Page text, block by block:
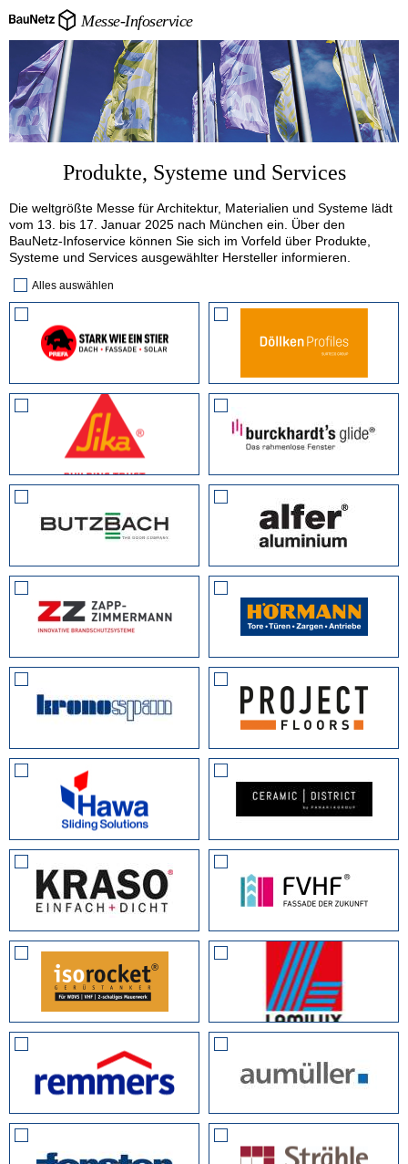
Messe-Infoservice
Produkte, Systeme und Services
Die weltgrößte Messe für Architektur, Materialien und Systeme lädt
vom 13. bis 17. Januar 2025 nach München ein. Über den
BauNetz-Infoservice können Sie sich im Vorfeld über Produkte,
Systeme und Services ausgewählter Hersteller informieren.
Alles auswählen